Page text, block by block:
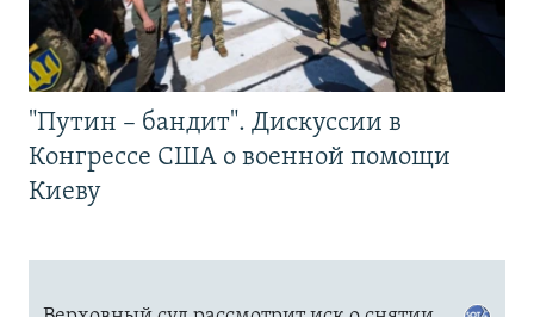
"Путин – бандит". Дискуссии в
Конгрессе США о военной помощи
Киеву